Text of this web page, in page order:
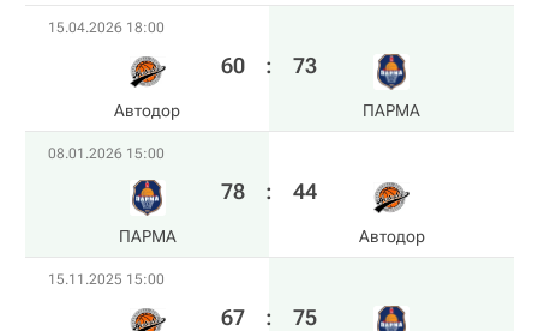
15.04.2026 18:00
Автодор
60 : 73
ПАРМА
08.01.2026 15:00
ПАРМА
78 : 44
Автодор
15.11.2025 15:00
67 : 75